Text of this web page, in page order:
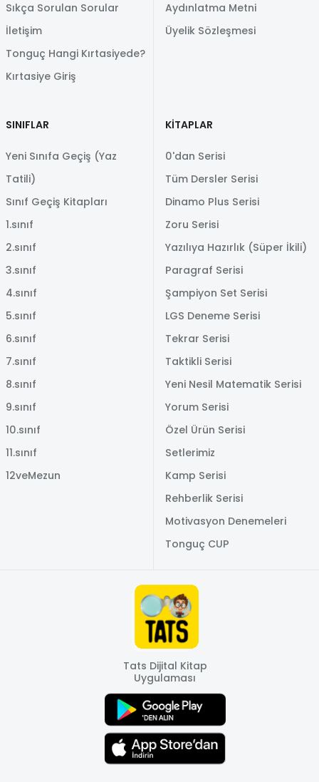
Sıkça Sorulan Sorular
İletişim
Tonguç Hangi Kırtasiyede?
Kırtasiye Giriş
Aydınlatma Metni
Üyelik Sözleşmesi
SINIFLAR
Yeni Sınıfa Geçiş (Yaz
Tatili)
Sınıf Geçiş Kitapları
1.sınıf
2.sınıf
3.sınıf
4.sınıf
5.sınıf
6.sınıf
7.sınıf
8.sınıf
9.sınıf
10.sınıf
11.sınıf
12veMezun
KİTAPLAR
0'dan Serisi
Tüm Dersler Serisi
Dinamo Plus Serisi
Zoru Serisi
Yazılıya Hazırlık (Süper İkili)
Paragraf Serisi
Şampiyon Set Serisi
LGS Deneme Serisi
Tekrar Serisi
Taktikli Serisi
Yeni Nesil Matematik Serisi
Yorum Serisi
Özel Ürün Serisi
Setlerimiz
Kamp Serisi
Rehberlik Serisi
Motivasyon Denemeleri
Tonguç CUP
Tats Dijital Kitap
Uygulaması